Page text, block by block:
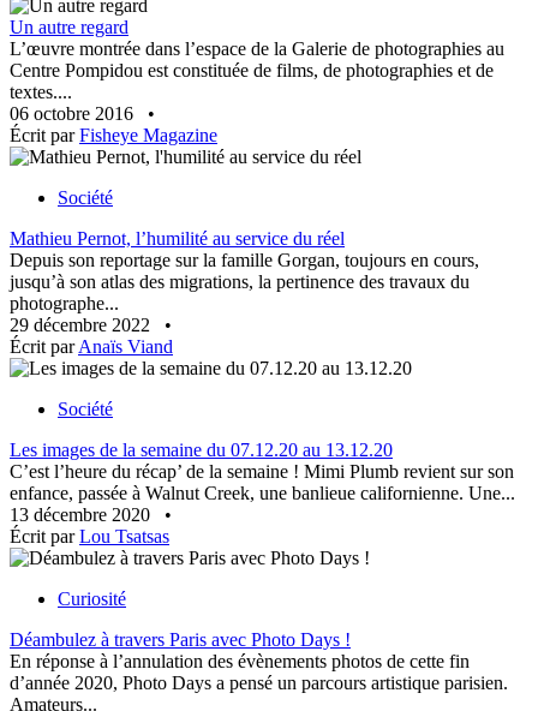
Un autre regard
L’œuvre montrée dans l’espace de la Galerie de photographies au
Centre Pompidou est constituée de films, de photographies et de
textes....
06 octobre 2016
•
Écrit parFisheye Magazine
Société
Mathieu Pernot, l’humilité au service du réel
Depuis son reportage sur la famille Gorgan, toujours en cours,
jusqu’à son atlas des migrations, la pertinence des travaux du
photographe...
29 décembre 2022
•
Écrit parAnaïs Viand
Société
Les images de la semaine du 07.12.20 au 13.12.20
C’est l’heure du récap’ de la semaine ! Mimi Plumb revient sur son
enfance, passée à Walnut Creek, une banlieue californienne. Une...
13 décembre 2020
•
Écrit parLou Tsatsas
Curiosité
Déambulez à travers Paris avec Photo Days !
En réponse à l’annulation des évènements photos de cette fin
d’année 2020, Photo Days a pensé un parcours artistique parisien.
Amateurs...